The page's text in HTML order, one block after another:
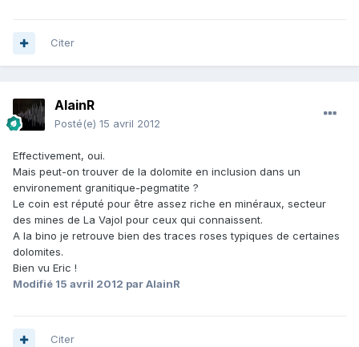
Citer
AlainR
Posté(e) 15 avril 2012
Effectivement, oui.
Mais peut-on trouver de la dolomite en inclusion dans un
environement granitique-pegmatite ?
Le coin est réputé pour être assez riche en minéraux, secteur
des mines de La Vajol pour ceux qui connaissent.
A la bino je retrouve bien des traces roses typiques de certaines
dolomites.
Bien vu Eric !
Modifié 15 avril 2012 par AlainR
Citer